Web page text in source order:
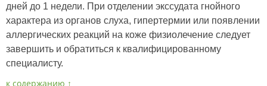
дней до 1 недели. При отделении экссудата гнойного
характера из органов слуха, гипертермии или появлении
аллергических реакций на коже физиолечение следует
завершить и обратиться к квалифицированному
специалисту.
к содержанию ↑